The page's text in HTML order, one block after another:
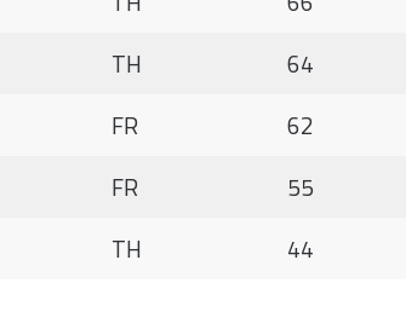
TH
64
FR
62
FR
55
TH 44